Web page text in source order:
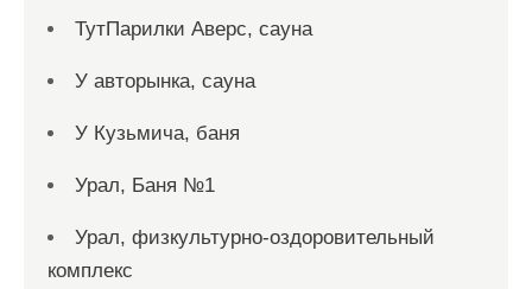
ТутПарилки Аверс, сауна
У авторынка, сауна
У Кузьмича, баня
Урал, Баня №1
Урал, физкультурно-оздоровительный
комплекс